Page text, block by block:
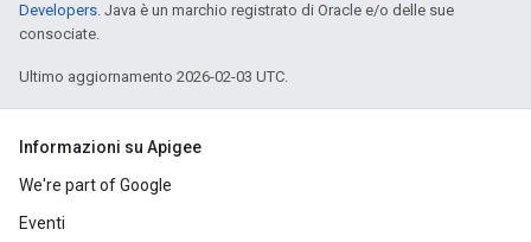
Developers. Java è un marchio registrato di Oracle e/o delle sue
consociate.
Ultimo aggiornamento 2026-02-03 UTC.
Informazioni su Apigee
We're part of Google
Eventi